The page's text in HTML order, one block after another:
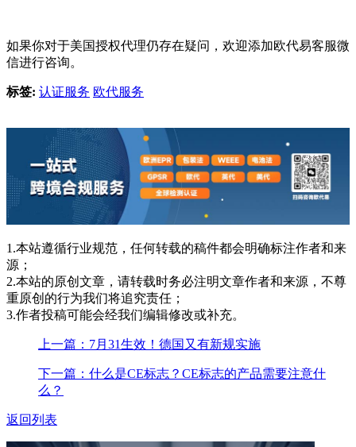
如果你对于美国授权代理仍存在疑问，欢迎添加欧代易客服微
信进行咨询。
标签: 认证服务 欧代服务
1.本站遵循行业规范，任何转载的稿件都会明确标注作者和来
源；
2.本站的原创文章，请转载时务必注明文章作者和来源，不尊
重原创的行为我们将追究责任；
3.作者投稿可能会经我们编辑修改或补充。
上一篇：7月31生效！德国又有新规实施
下一篇：什么是CE标志？CE标志的产品需要注意什
么？
返回列表